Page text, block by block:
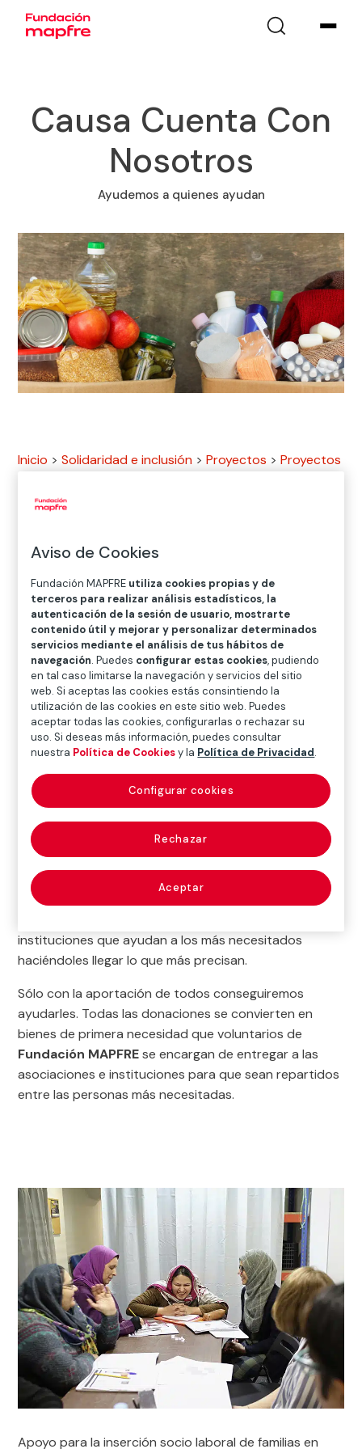
Causa Cuenta Con
Nosotros
Ayudemos a quienes ayudan
Inicio >Solidaridad e inclusión >Proyectos >Proyectos
proyectos solidarios
EnFundación MAPFRE
queremos realizar acciones
directas con aquellas asociaciones e instituciones que
ayudan a las familias que más lo necesitan haciéndoles
llegar artículos de primera necesidad. Únete e impulsa
con nosotros estos proyectos.
DONA AHORA
gastos de gestión. Estos son asumidos por Fundación
MAPFRE, paraque todo lo que dones incida
directamente en mejorar la vida de muchas
personas
Miles de familias necesitan productos básicos como
comida o ropa. A través de Cuenta Con Nosotros
instituciones que ayudan a los más necesitados
haciéndoles llegar lo que más precisan.
Sólo con la aportación de todos conseguiremos
ayudarles. Todas las donaciones se convierten en
bienes de primera necesidad que voluntarios de
Fundación MAPFREse encargan de entregar a las
asociaciones e instituciones para que sean repartidos
entre las personas más necesitadas.
Apoyo para la inserción socio laboral de familias en
Aviso de Cookies
Fundación MAPFRE utiliza cookies propias y de
terceros para realizar análisis estadísticos, la
autenticación de la sesión de usuario, mostrarte
contenido útil y mejorar y personalizar determinados
servicios mediante el análisis de tus hábitos de
navegación. Puedes configurar estas cookies, pudiendo
en tal caso limitarse la navegación y servicios del sitio
web. Si aceptas las cookies estás consintiendo la
utilización de las cookies en este sitio web. Puedes
aceptar todas las cookies, configurarlas o rechazar su
uso. Si deseas más información, puedes consultar
nuestra Política de Cookiesy la Política de Privacidad.
Rechazar
Aceptar
Configurar cookies